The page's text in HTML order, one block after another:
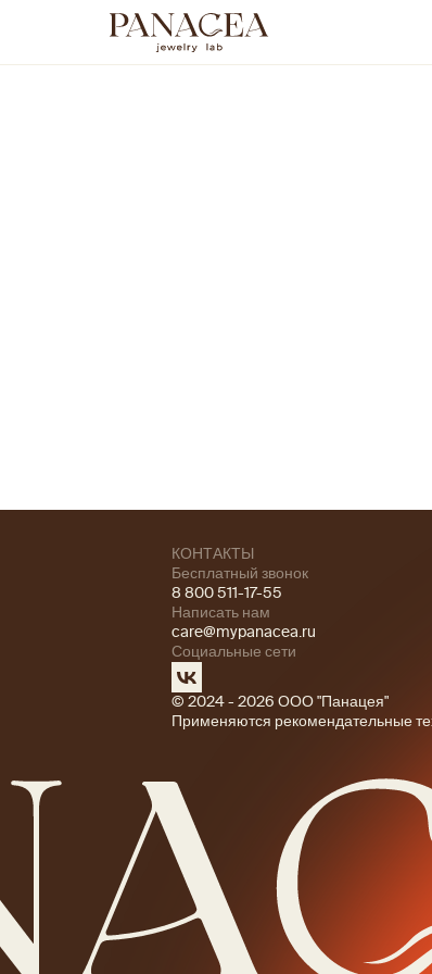
КОНТАКТЫ
Бесплатный звонок
8 800 511-17-55
Написать нам
care@mypanacea.ru
Социальные сети
© 2024 - 2026 ООО "Панацея"
Применяются рекомендательные